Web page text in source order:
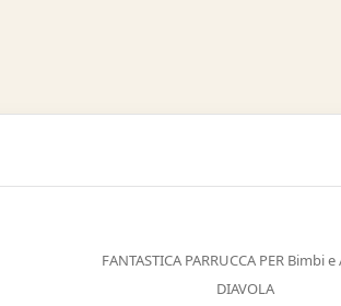
FANTASTICA PARRUCCA PER Bimbi
DIAVOLA